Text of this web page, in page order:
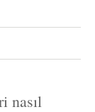
nasıl